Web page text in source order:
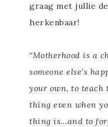
graag met jullie
herkenbaar!
“Motherhood is a
someone else’s
your own, to teach
thing even when
thing is…and to